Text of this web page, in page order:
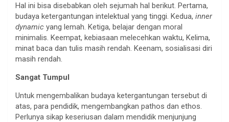
Hal ini bisa disebabkan oleh sejumah hal berikut. Pertama,
budaya ketergantungan intelektual yang tinggi. Kedua, inner
dynamic yang lemah. Ketiga, belajar dengan moral
minimalis. Keempat, kebiasaan melecehkan waktu, Kelima,
minat baca dan tulis masih rendah. Keenam, sosialisasi diri
masih rendah.
Sangat Tumpul
Untuk mengembalikan budaya ketergantungan tersebut di
atas, para pendidik, mengembangkan pathos dan ethos.
Perlunya sikap keseriusan dalam mendidik menjunjung